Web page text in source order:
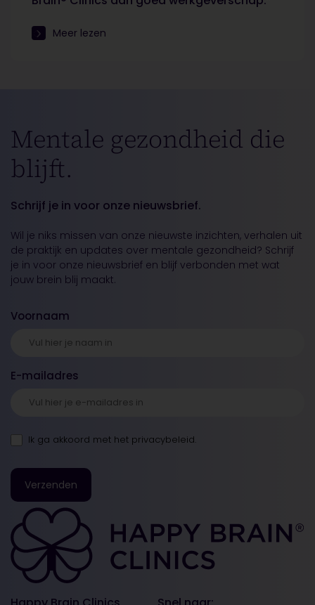
Meer lezen
Mentale gezondheid die
blijft.
Schrijf je in voor onze nieuwsbrief.
Wil je niks missen van onze nieuwste inzichten, verhalen uit
de praktijk en updates over mentale gezondheid? Schrijf
je in voor onze nieuwsbrief en blijf verbonden met wat
jouw brein blij maakt.
Voornaam
E-mailadres
Ik ga akkoord met het privacybeleid.